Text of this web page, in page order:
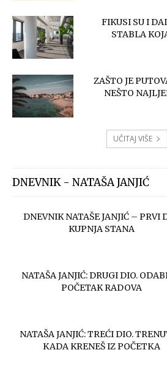
FIKUSI SU I
STABLA
ZAŠTO JE
NEŠTO
UČITAJ VIŠE
DNEVNIK - NATAŠA JANJIĆ
DNEVNIK NATAŠE JANJIĆ – PRVI
KUPNJA STANA
NATAŠA JANJIĆ: DRUGI DIO.
POČETAK RADOVA
NATAŠA JANJIĆ: TREĆI DIO.
KADA KRENEŠ IZ POČETKA